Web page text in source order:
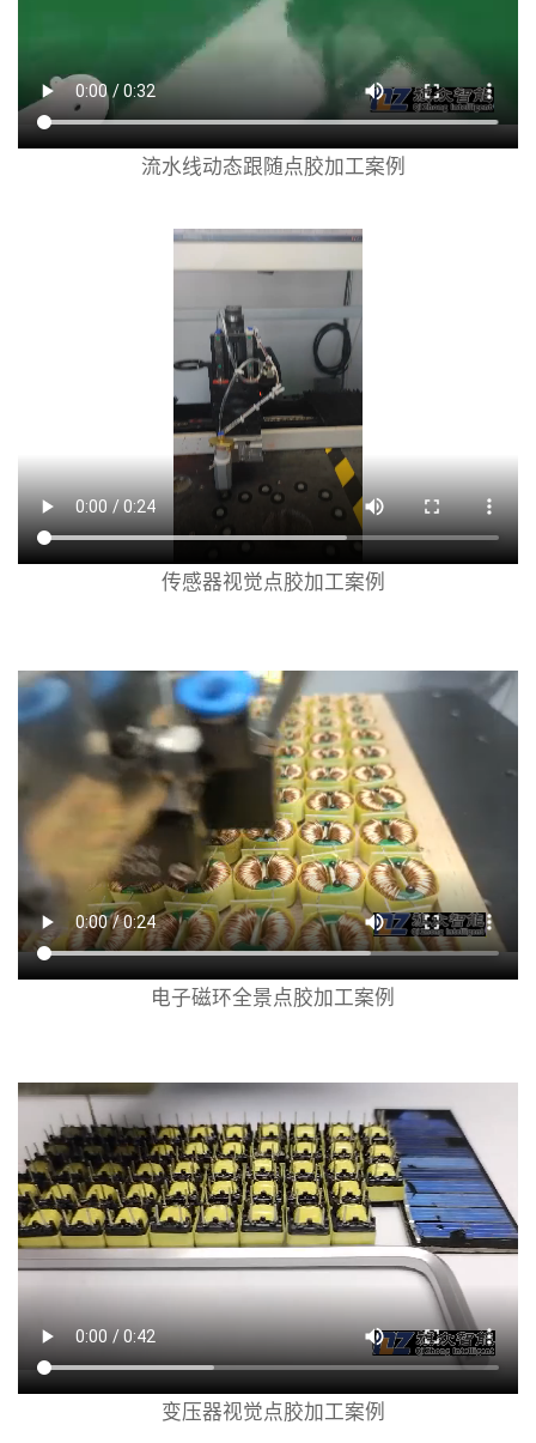
流水线动态跟随点胶加工案例
传感器视觉点胶加工案例
电子磁环全景点胶加工案例
变压器视觉点胶加工案例